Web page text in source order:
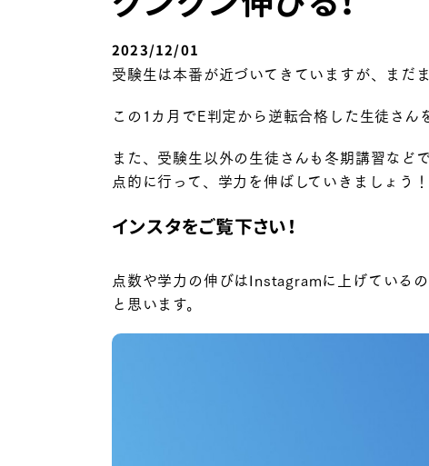
2023/12/01
受験生は本番が近づいてきていますが、まだ
この1カ月でE判定から逆転合格した生徒さん
また、受験生以外の生徒さんも冬期講習など
点的に行って、学力を伸ばしていきましょう！
インスタをご覧下さい！
点数や学力の伸びはInstagramに上げている
と思います。